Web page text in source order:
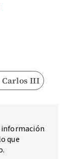
Carlos III
información
que